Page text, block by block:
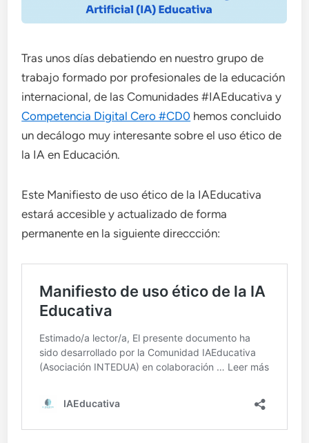
Tras unos días debatiendo en nuestro grupo de
trabajo formado por profesionales de la educación
internacional, de las Comunidades #IAEducativa y
Competencia Digital Cero #CD0 hemos concluido
un decálogo muy interesante sobre el uso ético de
la IA en Educación.
Este Manifiesto de uso ético de la IAEducativa
estará accesible y actualizado de forma
permanente en la siguiente direccción: